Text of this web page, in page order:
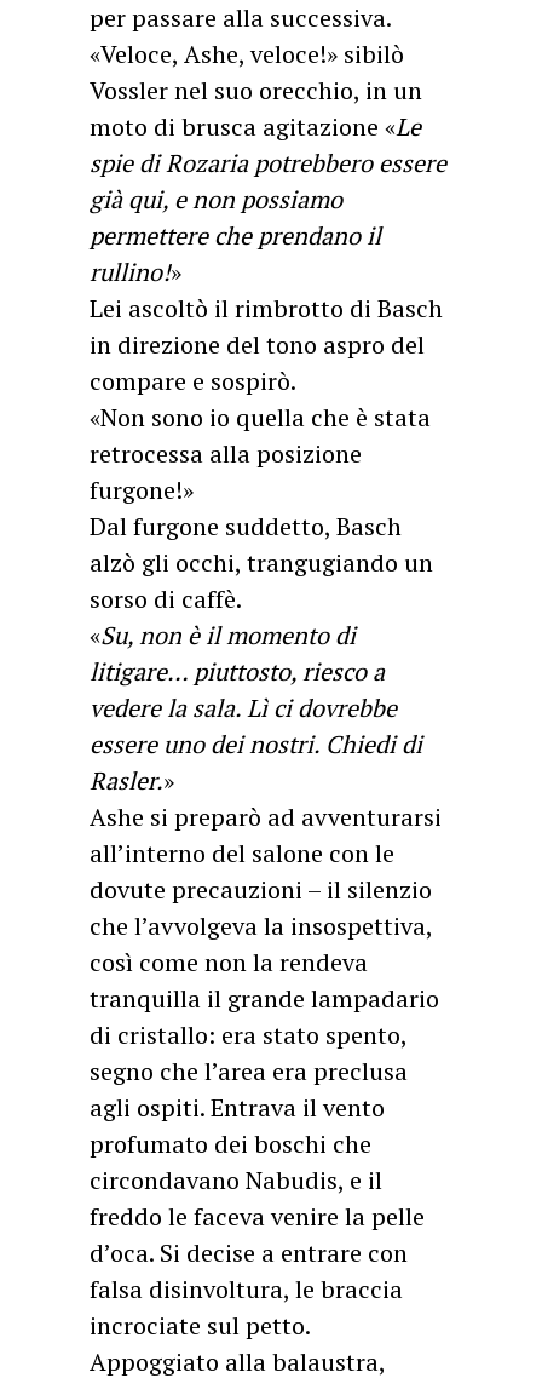
per passare alla successiva.
«Veloce, Ashe, veloce!» sibilò
Vossler nel suo orecchio, in un
moto di brusca agitazione «Le
spie di Rozaria potrebbero essere
già qui, e non possiamo
permettere che prendano il
rullino!»
Lei ascoltò il rimbrotto di Basch
in direzione del tono aspro del
compare e sospirò.
«Non sono io quella che è stata
retrocessa alla posizione
furgone!»
Dal furgone suddetto, Basch
alzò gli occhi, trangugiando un
sorso di caffè.
«Su, non è il momento di
litigare… piuttosto, riesco a
vedere la sala. Lì ci dovrebbe
essere uno dei nostri. Chiedi di
Rasler.»
Ashe si preparò ad avventurarsi
all’interno del salone con le
dovute precauzioni – il silenzio
che l’avvolgeva la insospettiva,
così come non la rendeva
tranquilla il grande lampadario
di cristallo: era stato spento,
segno che l’area era preclusa
agli ospiti. Entrava il vento
profumato dei boschi che
circondavano Nabudis, e il
freddo le faceva venire la pelle
d’oca. Si decise a entrare con
falsa disinvoltura, le braccia
incrociate sul petto.
Appoggiato alla balaustra,